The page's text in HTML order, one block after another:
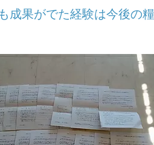
成果がでた経験は今後の